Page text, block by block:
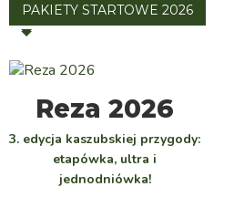
PAKIETY STARTOWE 2026
WYBIERZ
Reza 2026
3. edycja kaszubskiej przygody:
etapówka, ultra i
jednodniówka!